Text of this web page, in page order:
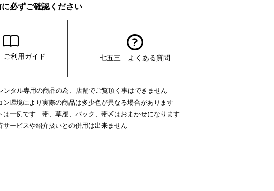
必ずご確認ください
利用ガイド 七五三 よくある質問
ンタル専用の商品の為、店舗でご覧頂く事はできません
ン環境により実際の商品は多少色が異なる場合があります
は一例です 帯、草履、バック、帯〆はおまかせになります
サービスや紹介扱いとの併用は出来ません